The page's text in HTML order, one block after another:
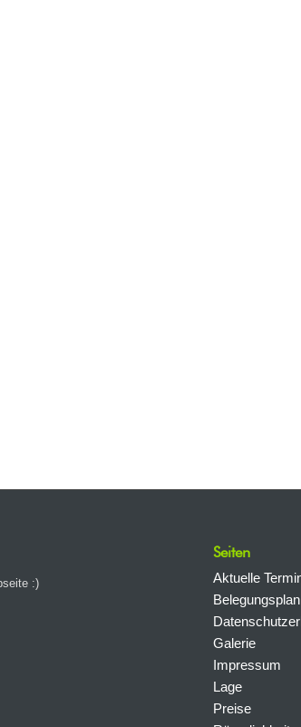
:)
Seiten
Aktuelle
Belegungsplan
Galerie
Impressum
Lage
Preise